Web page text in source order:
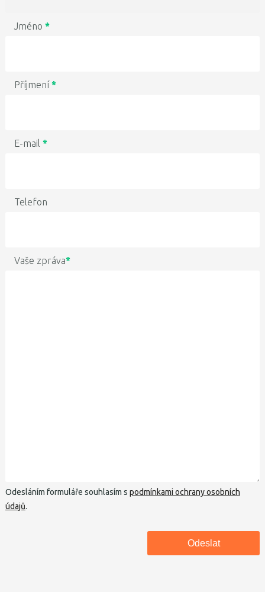
Jméno *
Příjmení*
E-mail *
Telefon
Vaše zpráva*
Odesláním formuláře souhlasím s podmínkami ochrany osobních
údajů.